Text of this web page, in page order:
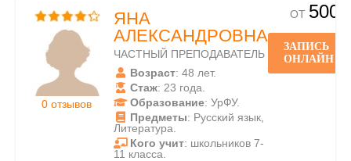
0 отзывов
ЯНА
АЛЕКСАНДРОВНА
ЧАСТНЫЙ ПРЕПОДАВАТЕЛЬ
Возраст: 48 лет.
Стаж: 23 года.
Образование: УрФУ.
Предметы: Русский язык,
Литература.
Кого учит: школьников 7-
11 класса.
ОТ 500
ЗАПИСЬ
ОНЛАЙН